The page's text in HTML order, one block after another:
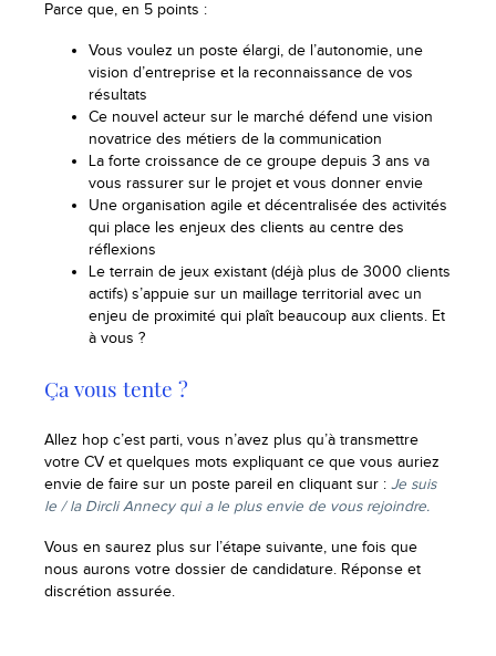
Parce que, en 5 points :
Vous voulez un poste élargi, de l’autonomie, une
vision d’entreprise et la reconnaissance de vos
résultats
Ce nouvel acteur sur le marché défend une vision
novatrice des métiers de la communication
La forte croissance de ce groupe depuis 3 ans va
vous rassurer sur le projet et vous donner envie
Une organisation agile et décentralisée des activités
qui place les enjeux des clients au centre des
réflexions
Le terrain de jeux existant (déjà plus de 3000 clients
actifs) s’appuie sur un maillage territorial avec un
enjeu de proximité qui plaît beaucoup aux clients. Et
à vous ?
Ça vous tente ?
Allez hop c’est parti, vous n’avez plus qu’à transmettre
votre CV et quelques mots expliquant ce que vous auriez
envie de faire sur un poste pareil en cliquant sur : Je suis
le / la Dircli Annecy qui a le plus envie de vous rejoindre.
Vous en saurez plus sur l’étape suivante, une fois que
nous aurons votre dossier de candidature. Réponse et
discrétion assurée.